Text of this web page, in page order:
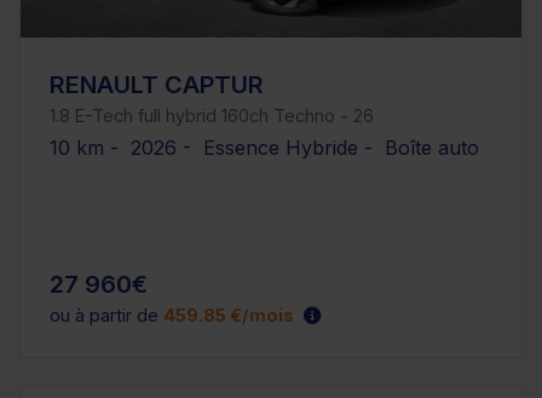
RENAULT CAPTUR
1.8 E-Tech full hybrid 160ch Techno - 26
10 km - 2026 - Essence Hybride - Boîte auto
27 960€
ou à partir de 459.85 €/mois